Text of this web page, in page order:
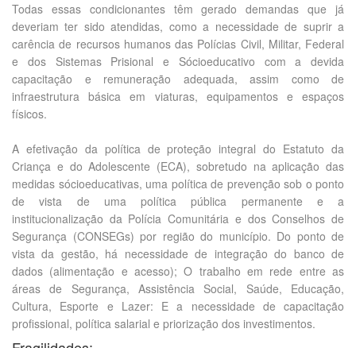
Todas essas condicionantes têm gerado demandas que já
deveriam ter sido atendidas, como a necessidade de suprir a
carência de recursos humanos das Polícias Civil, Militar, Federal
e dos Sistemas Prisional e Sócioeducativo com a devida
capacitação e remuneração adequada, assim como de
infraestrutura básica em viaturas, equipamentos e espaços
físicos.
A efetivação da política de proteção integral do Estatuto da
Criança e do Adolescente (ECA), sobretudo na aplicação das
medidas sócioeducativas, uma política de prevenção sob o ponto
de vista de uma política pública permanente e a
institucionalização da Polícia Comunitária e dos Conselhos de
Segurança (CONSEGs) por região do município. Do ponto de
vista da gestão, há necessidade de integração do banco de
dados (alimentação e acesso); O trabalho em rede entre as
áreas de Segurança, Assistência Social, Saúde, Educação,
Cultura, Esporte e Lazer: E a necessidade de capacitação
profissional, política salarial e priorização dos investimentos.